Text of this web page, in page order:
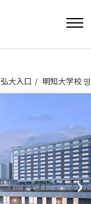
弘大入口 明知大学校
›